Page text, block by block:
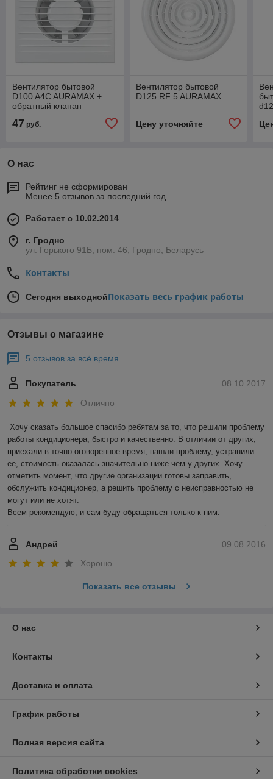
Вентилятор бытовой
D100 A4C AURAMAX +
обратный клапан
47 руб.
Вентилятор бытовой
D125 RF 5 AURAMAX
Цену уточняйте
О нас
Рейтинг не сформирован
Менее 5 отзывов за последний год
Работает с 10.02.2014
г. Гродно
ул. Горького 91Б, пом. 46, Гродно, Беларусь
Контакты
Сегодня выходнойПоказать весь график работы
Отзывы о магазине
5 отзывов за всё время
08.10.2017
Покупатель
Отлично
Хочу сказать большое спасибо ребятам за то, что решили проблему
работы кондиционера, быстро и качественно. В отличии от других,
приехали в точно оговоренное время, нашли проблему, устранили
ее, стоимость оказалась значительно ниже чем у других. Хочу
отметить момент, что другие организации готовы заправить,
обслужить кондиционер, а решить проблему с неисправностью не
могут или не хотят.
Всем рекомендую, и сам буду обращаться только к ним.
09.08.2016
Андрей
Хорошо
Показать все отзывы
О нас
Контакты
Доставка и оплата
График работы
Полная версия сайта
Политика обработки cookies